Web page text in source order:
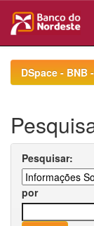
navigationDSpace -
Pesquisar:
por